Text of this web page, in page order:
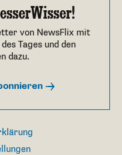
von NewsFlix mit
Tages und den
dazu.